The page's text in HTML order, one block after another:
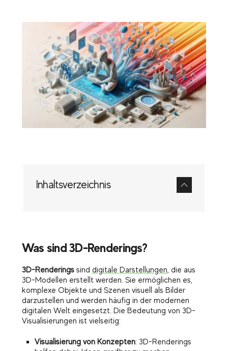
Inhaltsverzeichnis
Was sind 3D-Renderings?
3D-Renderingssind digitale Darstellungen, die aus
3D-Modellen erstellt werden. Sie ermöglichen es,
komplexe Objekte und Szenen visuell als Bilder
darzustellen und werden häufig in der modernen
digitalen Welt eingesetzt. Die Bedeutung von 3D-
Visualisierungen ist vielseitig:
Visualisierung von Konzepten: 3D-Renderings